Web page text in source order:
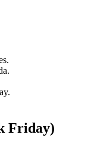
Friday)